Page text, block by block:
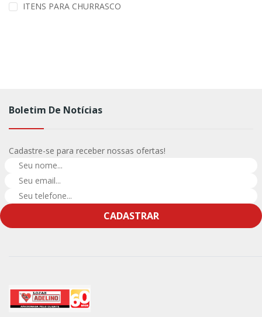
ITENS PARA CHURRASCO
Boletim De Notícias
Cadastre-se para receber nossas ofertas!
CADASTRAR